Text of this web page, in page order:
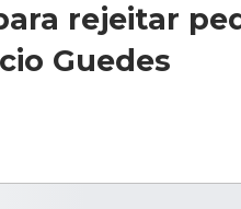
rejeitar
Guedes